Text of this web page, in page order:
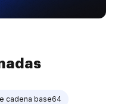
cadena base64